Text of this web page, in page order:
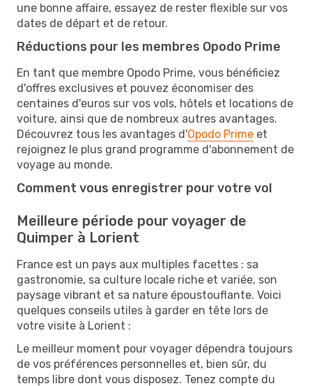
une bonne affaire, essayez de rester flexible sur vos
dates de départ et de retour.
Réductions pour les membres Opodo Prime
En tant que membre Opodo Prime, vous bénéficiez
d'offres exclusives et pouvez économiser des
centaines d'euros sur vos vols, hôtels et locations de
voiture, ainsi que de nombreux autres avantages.
Découvrez tous les avantages d'Opodo Prime et
rejoignez le plus grand programme d'abonnement de
voyage au monde.
Comment vous enregistrer pour votre vol
Meilleure période pour voyager de
Quimper à Lorient
France est un pays aux multiples facettes : sa
gastronomie, sa culture locale riche et variée, son
paysage vibrant et sa nature époustouflante. Voici
quelques conseils utiles à garder en tête lors de
votre visite à Lorient :
Le meilleur moment pour voyager dépendra toujours
de vos préférences personnelles et, bien sûr, du
temps libre dont vous disposez. Tenez compte du